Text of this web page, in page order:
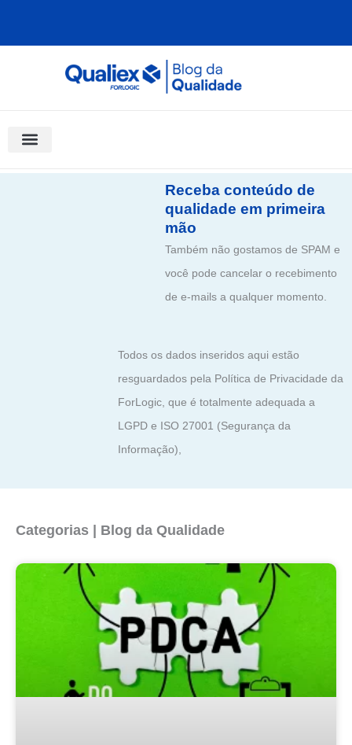
Receba conteúdo de
qualidade em primeira
mão
Também não gostamos de SPAM e
você pode cancelar o recebimento
de e-mails a qualquer momento.
Todos os dados inseridos aqui estão
resguardados pela Política de Privacidade da
ForLogic, que é totalmente adequada a
LGPD e ISO 27001 (Segurança da
Informação),
Categorias | Blog da Qualidade